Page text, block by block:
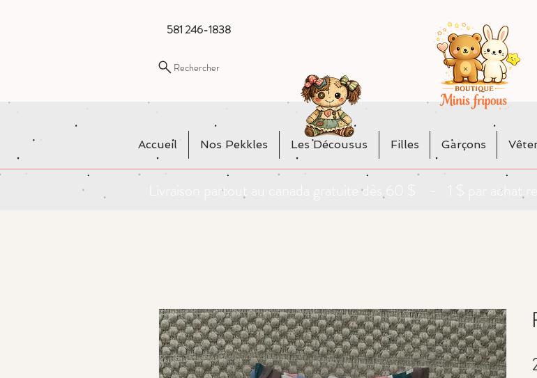
581 246-1838
Rechercher
Accueil Nos Pekkles Les Décousus Filles Garçons
Livraison partout au canada gratuite dès 60 $ - 1 $ par